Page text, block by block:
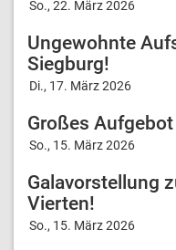
So., 22. März 2026
Ungewohnte
Siegburg!
Di., 17. März 2026
Großes
So., 15. März 2026
Galavorstellung
Vierten!
So., 15. März 2026